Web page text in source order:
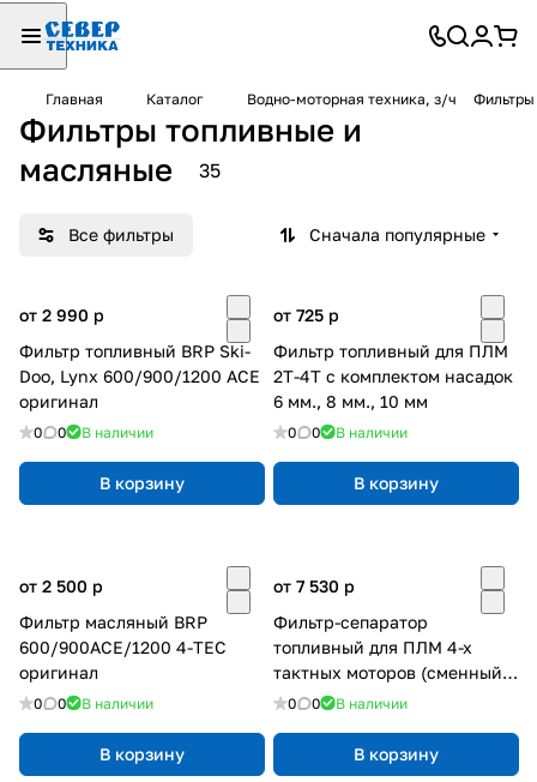
Главная Каталог Водно-моторная техника, з/ч
Фильтры топливные и
масляные
35
Все фильтры Сначала популярные
от 2 990 p
Фильтр топливный BRP Ski-
Doo, Lynx 600/900/1200 ACE
оригинал
0 0 В наличии
В корзину
от 725 p
Фильтр топливный для ПЛМ
2T-4T с комплектом насадок
6 мм., 8 мм., 10 мм
0 0 В наличии
В корзину
от 2 500 p
Фильтр масляный BRP
600/900ACE/1200 4-TEC
оригинал
0 0 В наличии
В корзину
от 7 530 p
Фильтр-сепаратор
топливный для ПЛМ 4-х
тактных моторов (сменный
фильтр C14373)
0 0 В наличии
В корзину